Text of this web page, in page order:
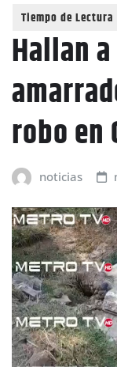
Hallan
robo en
noticias